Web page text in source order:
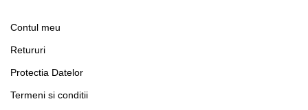
Contul meu
Retururi
Protectia Datelor
Termeni si conditii